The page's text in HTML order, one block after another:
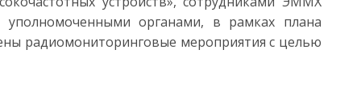
органами, в рамках плана
радиомониторинговые мероприятия с целью